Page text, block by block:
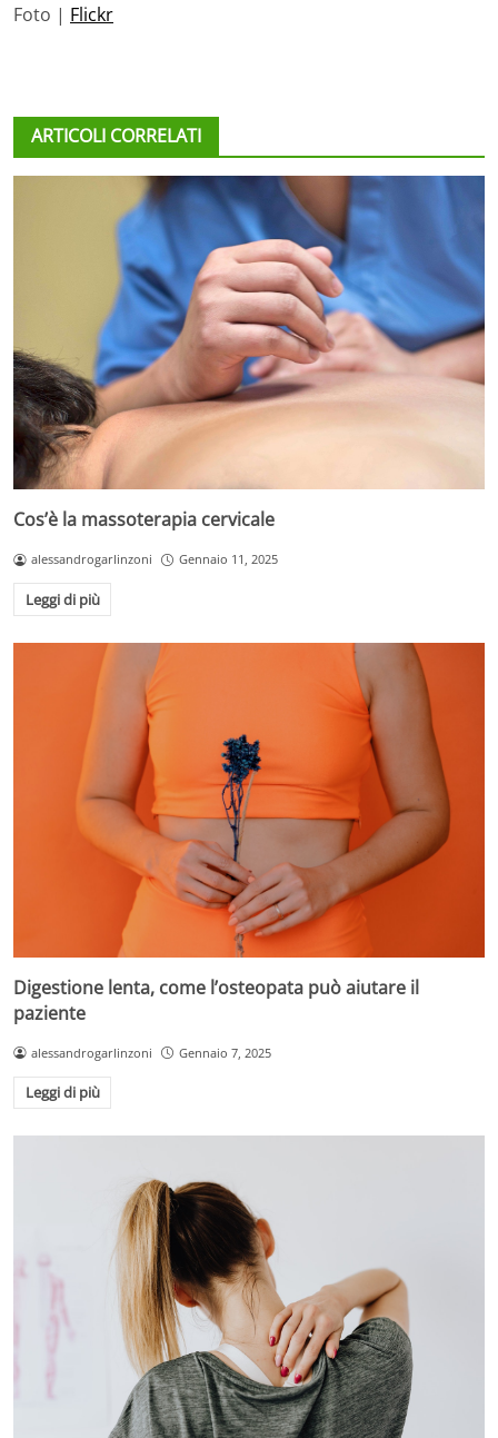
Foto | Flickr
ARTICOLI CORRELATI
Cos’è la massoterapia cervicale
alessandrogarlinzoni Gennaio 11, 2025
Leggi di più
Digestione lenta, come l’osteopata può aiutare il
paziente
alessandrogarlinzoni Gennaio 7, 2025
Leggi di più